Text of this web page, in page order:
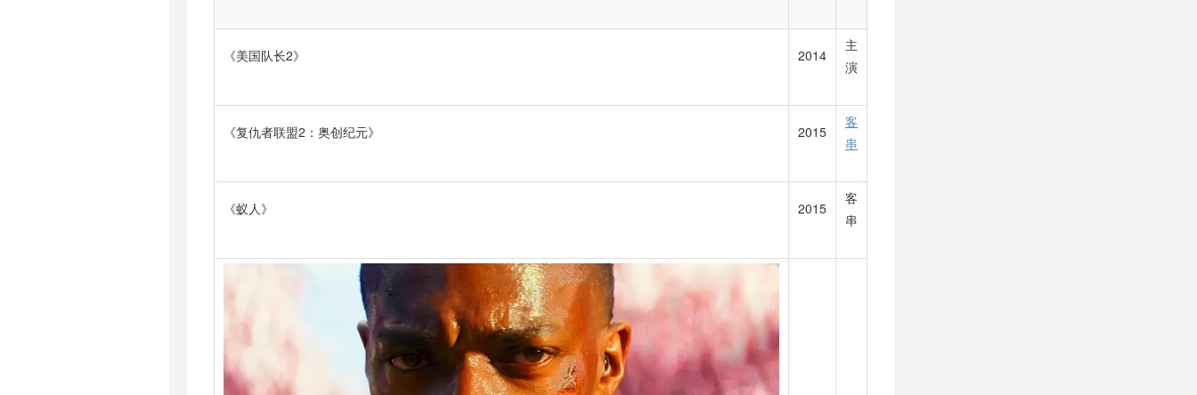
《美国队长2》 2014
主
演
《复仇者联盟2：奥创纪元》 2015
客
串
《蚁人》 2015
客
串